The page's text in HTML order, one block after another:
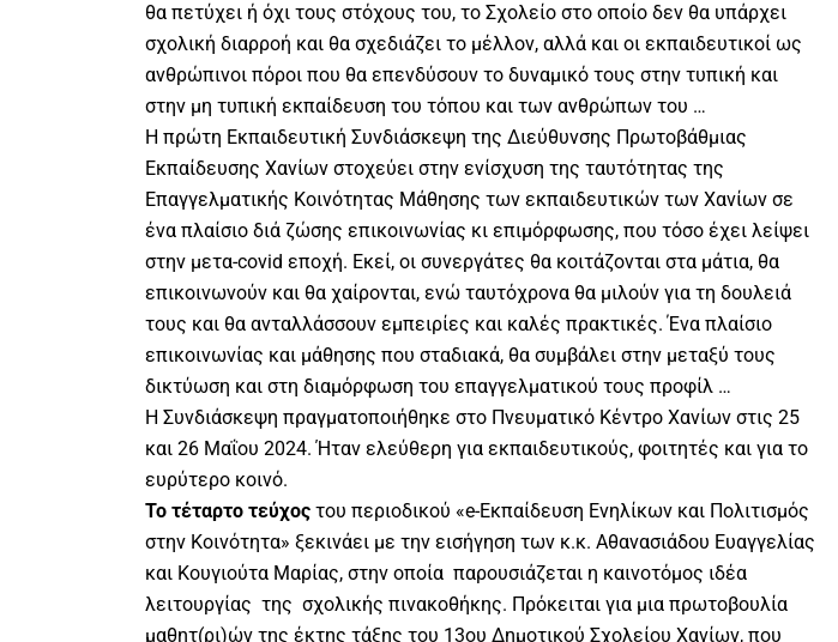
θα πετύχει ή όχι τους στόχους του, το Σχολείο στο οποίο δεν θα υπάρχει
σχολική διαρροή και θα σχεδιάζει το μέλλον, αλλά και οι εκπαιδευτικοί ως
ανθρώπινοι πόροι που θα επενδύσουν το δυναμικό τους στην τυπική και
στην μη τυπική εκπαίδευση του τόπου και των ανθρώπων του …
Η πρώτη Εκπαιδευτική Συνδιάσκεψη της Διεύθυνσης Πρωτοβάθμιας
Εκπαίδευσης Χανίων στοχεύει στην ενίσχυση της ταυτότητας της
Επαγγελματικής Κοινότητας Μάθησης των εκπαιδευτικών των Χανίων σε
ένα πλαίσιο διά ζώσης επικοινωνίας κι επιμόρφωσης, που τόσο έχει λείψει
στην μετα-covid εποχή. Εκεί, οι συνεργάτες θα κοιτάζονται στα μάτια, θα
επικοινωνούν και θα χαίρονται, ενώ ταυτόχρονα θα μιλούν για τη δουλειά
τους και θα ανταλλάσσουν εμπειρίες και καλές πρακτικές. Ένα πλαίσιο
επικοινωνίας και μάθησης που σταδιακά, θα συμβάλει στην μεταξύ τους
δικτύωση και στη διαμόρφωση του επαγγελματικού τους προφίλ …
Η Συνδιάσκεψη πραγματοποιήθηκε στο Πνευματικό Κέντρο Χανίων στις 25
και 26 Μαΐου 2024. Ήταν ελεύθερη για εκπαιδευτικούς, φοιτητές και για το
ευρύτερο κοινό.
Το τέταρτο τεύχοςτου περιοδικού «e-Εκπαίδευση Ενηλίκων και Πολιτισμός
στην Κοινότητα» ξεκινάει με την εισήγηση των κ.κ. Αθανασιάδου Ευαγγελίας
και Κουγιούτα Μαρίας, στην οποία παρουσιάζεται η καινοτόμος ιδέα
λειτουργίας της σχολικής πινακοθήκης. Πρόκειται για μια πρωτοβουλία
μαθητ(ρι)ών της έκτης τάξης του 13ου Δημοτικού Σχολείου Χανίων, που